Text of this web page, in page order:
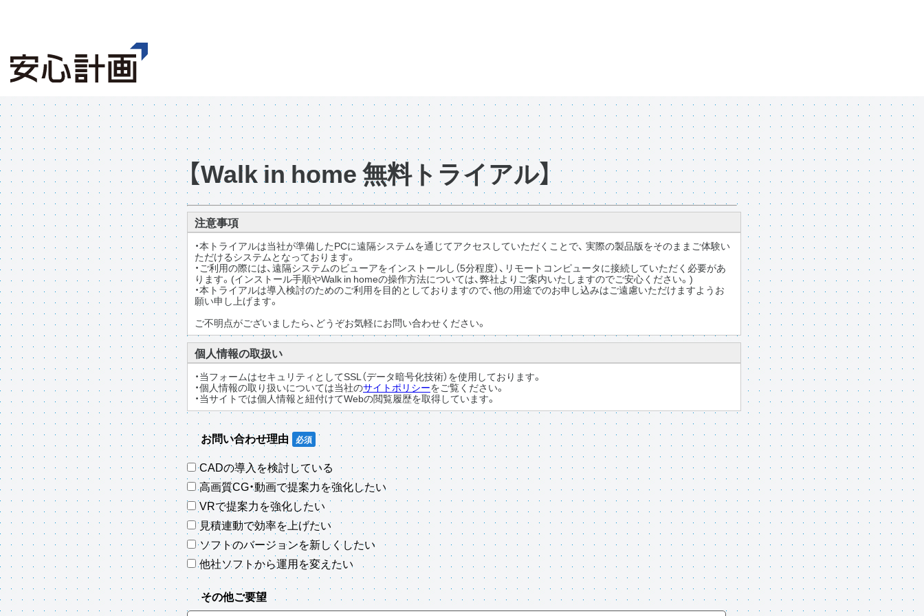
【Walk in home 無料トライアル】
注意事項
・本トライアルは当社が準備したPCに遠隔システムを通じてアクセスしていただくことで、 実際の製品版をそのままご体験い
ただけるシステムとなっております。
・ご利用の際には、遠隔システムのビューアをインストールし（5分程度）、リモートコンピュータに接続していただく必要があ
ります。(インストール手順やWalk in homeの操作方法については、弊社よりご案内いたしますのでご安心ください。)
・本トライアルは導入検討のためのご利用を目的としておりますので、他の用途でのお申し込みはご遠慮いただけますようお
願い申し上げます。
ご不明点がございましたら、どうぞお気軽にお問い合わせください。
個人情報の取扱い
・当フォームはセキュリティとしてSSL（データ暗号化技術）を使用しております。
・個人情報の取り扱いについては当社のサイトポリシーをご覧ください。
・当サイトでは個人情報と紐付けてWebの閲覧履歴を取得しています。
お問い合わせ理由
CADの導入を検討している
高画質CG・動画で提案力を強化したい
VRで提案力を強化したい
見積連動で効率を上げたい
ソフトのバージョンを新しくしたい
他社ソフトから運用を変えたい
その他ご要望